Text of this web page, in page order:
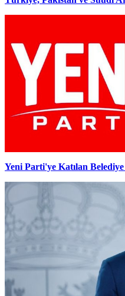
Yeni Parti'ye Katılan Belediye